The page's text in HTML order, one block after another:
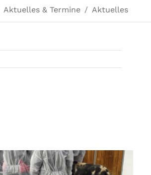
Aktuelles & Termine Aktuelles